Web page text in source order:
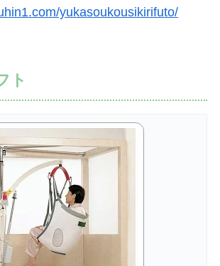
yukasoukousikirifuto/
ト